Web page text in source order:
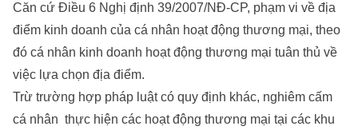
Căn cứ Điều 6 Nghị định 39/2007/NĐ-CP, phạm vi về địa
điểm kinh doanh của cá nhân hoạt động thương mại, theo
đó cá nhân kinh doanh hoạt động thương mại tuân thủ về
việc lựa chọn địa điểm.
Trừ tr­ường hợp pháp luật có quy định khác, nghiêm cấm
cá nhân thực hiện các hoạt động thương mại tại các khu